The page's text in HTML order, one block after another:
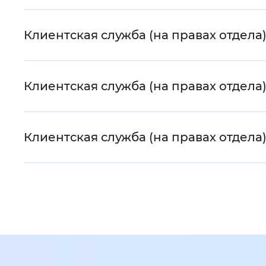
Клиентская служба (на правах
Клиентская служба (на правах
Клиентская служба (на правах